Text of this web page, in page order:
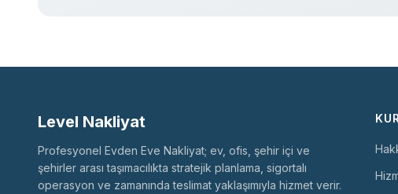
Level Nakliyat
Profesyonel Evden Eve Nakliyat; ev, ofis, şehir içi ve
şehirler arası taşımacılıkta stratejik planlama, sigortalı
operasyon ve zamanında teslimat yaklaşımıyla hizmet verir.